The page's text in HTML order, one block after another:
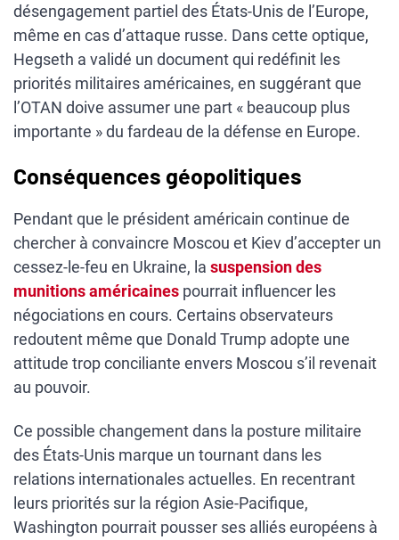
désengagement partiel des États-Unis de l’Europe,
même en cas d’attaque russe. Dans cette optique,
Hegseth a validé un document qui redéfinit les
priorités militaires américaines, en suggérant que
l’OTAN doive assumer une part « beaucoup plus
importante » du fardeau de la défense en Europe.
Conséquences géopolitiques
Pendant que le président américain continue de
chercher à convaincre Moscou et Kiev d’accepter un
cessez-le-feu en Ukraine, la suspension des
munitions américaines pourrait influencer les
négociations en cours. Certains observateurs
redoutent même que Donald Trump adopte une
attitude trop conciliante envers Moscou s’il revenait
au pouvoir.
Ce possible changement dans la posture militaire
des États-Unis marque un tournant dans les
relations internationales actuelles. En recentrant
leurs priorités sur la région Asie-Pacifique,
Washington pourrait pousser ses alliés européens à